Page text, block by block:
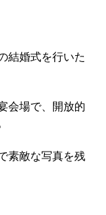
結婚式を行いた
会場で、開放的
素敵な写真を残